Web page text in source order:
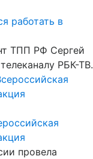
работать в
ТПП РФ Сергей
РБК-ТВ.
провела